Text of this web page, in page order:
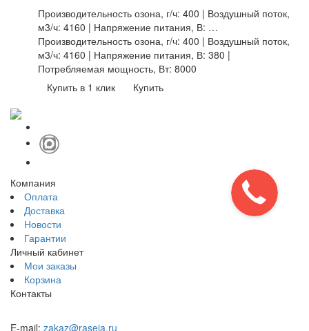
Производительность озона, г/ч: 400 | Воздушный поток,
м3/ч: 4160 | Напряжение питания, В: …
Производительность озона, г/ч: 400 | Воздушный поток,
м3/ч: 4160 | Напряжение питания, В: 380 |
Потребляемая мощность, Вт: 8000
Купить в 1 клик
Купить
Компания
Оплата
Доставка
Новости
Гарантии
Личный кабинет
Мои заказы
Корзина
Контакты
E-mail: zakaz@raseia.ru